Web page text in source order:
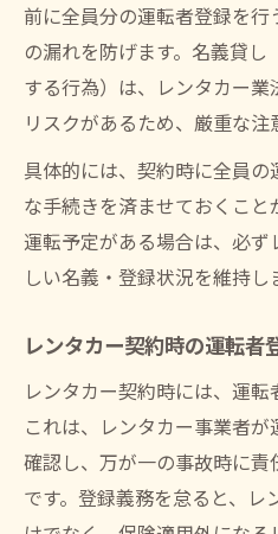
前に全員分の運転者登録を
の漏れを防げます。名義貸
する行為）は、レンタカー
リスクがあるため、厳重な注
具体的には、契約時に全員
な手続きを済ませておくこと
運転予定がある場合は、必
しい名義・登録状況を維持し
レンタカー契約時の運転者
レンタカー契約時には、運転
これは、レンタカー事業者
確認し、万が一の事故時に
です。登録義務を怠ると、レ